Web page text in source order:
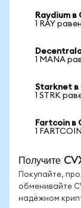
Raydium в
1 RAY
1 MANA
Starknet в
1 STRK
Fartcoin в
1
Получите
Покупайте,
обменивайте
надёжном